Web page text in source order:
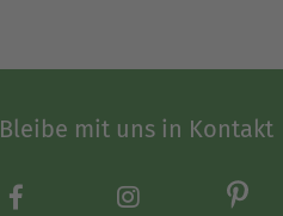
Bleibe mit uns in Kontakt